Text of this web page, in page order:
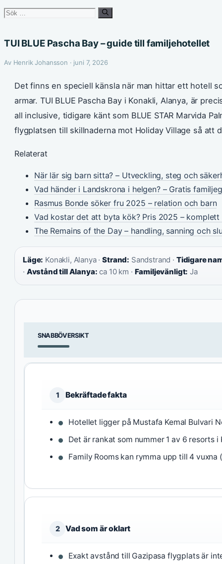
Sök
TUI BLUE Pascha Bay – guide till familjehotellet
Av Henrik Johansson · juni 7, 2026
Det finns en speciell känsla när man hittar ett hotell
armar. TUI BLUE Pascha Bay i Konakli, Alanya, är
all inclusive, tidigare känt som BLUE STAR Marvida
flygplatsen till skillnaderna mot Holiday Village så att
Relaterat
När lär sig barn sitta? – Utveckling, steg och
Vad händer i Landskrona i helgen? – Gratis
Rasmus Bonde söker fru 2025 – relation och barn
Vad kostar det att byta kök? Pris 2025 –
The Remains of the Day – handling, sanning och
Läge: Konakli, Alanya ·Strand: Sandstrand · Tidigare
· Avstånd till Alanya: ca 10 km · Familjevänligt: Ja
SNABBÖVERSIKT
1 Bekräftade fakta
Hotellet ligger på Mustafa Kemal Bulvari
Det är rankat som nummer 1 av 6 resorts i
Family Rooms kan rymma upp till 4 vuxna (
2 Vad som är oklart
Exakt avstånd till Gazipasa flygplats är